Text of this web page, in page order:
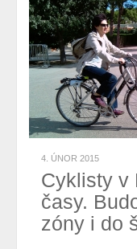
4. ÚNOR 2015
Cyklisty v
časy.
zóny i do